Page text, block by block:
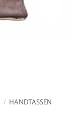
/ HANDTASSEN